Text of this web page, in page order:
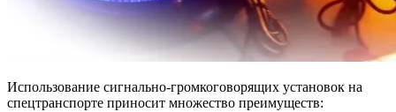
Использование сигнально-громкоговорящих установок на
спецтранспорте приносит множество преимуществ: